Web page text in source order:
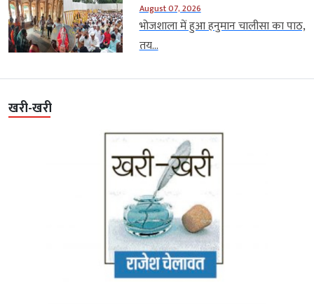
August 07, 2026
भोजशाला में हुआ हनुमान चालीसा का पाठ,
तय...
खरी-खरी